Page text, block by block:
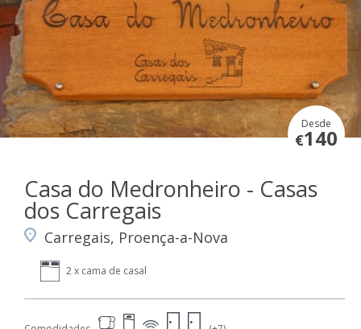
Desde
€140
Casa do Medronheiro - Casas
dos Carregais
Carregais, Proença-a-Nova
2 x cama de casal